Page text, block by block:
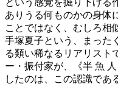
ありうる何ものかの身体
ことではなく、むしろ相
手塚夏子という、まった
る類い稀なるリアリスト
ー・振付家が、《半 魚
したのは、この認識であ